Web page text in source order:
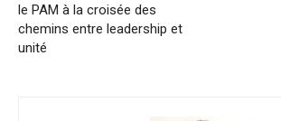
le PAM à la croisée des
chemins entre leadership et
unité